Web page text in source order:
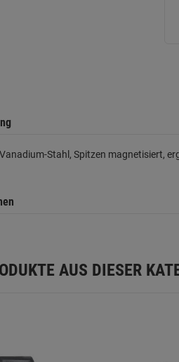
Stahl, Spitzen magnetisiert,
AUS DIESER